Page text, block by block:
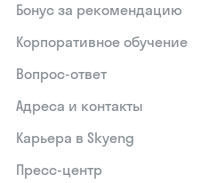
Бонус за рекомендацию
Корпоративное обучение
Вопрос-ответ
Адреса и контакты
Карьера в Skyeng
Пресс-центр